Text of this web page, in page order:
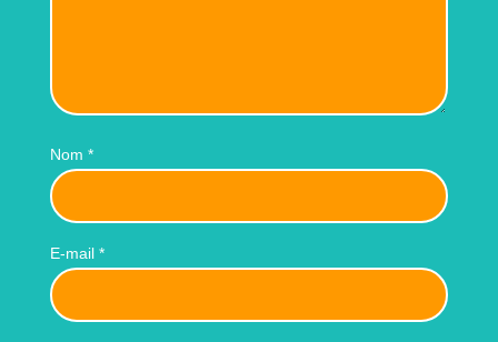
Nom *
E-mail *